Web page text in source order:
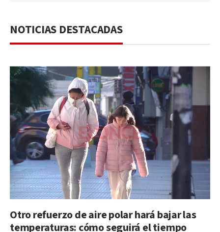
NOTICIAS DESTACADAS
Otro refuerzo de aire polar hará bajar las
temperaturas: cómo seguirá el tiempo